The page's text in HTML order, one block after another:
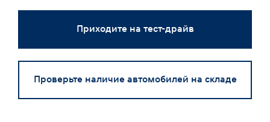
Приходите на тест-драйв
Проверьте наличие автомобилей на складе